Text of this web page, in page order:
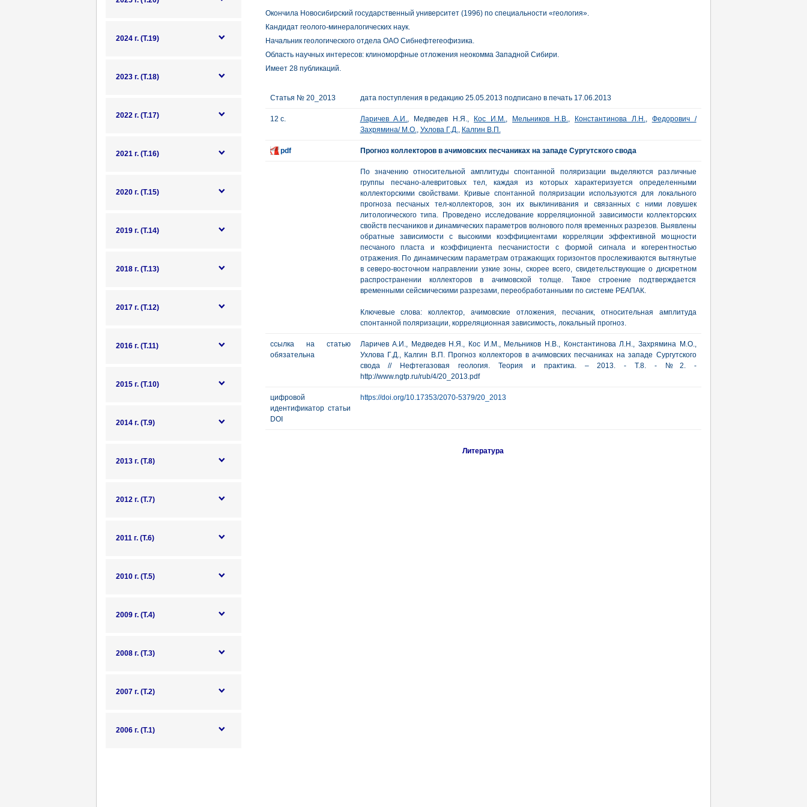
2024 г. (Т.19)
2023 г. (Т.18)
2022 г. (Т.17)
2021 г. (Т.16)
2020 г. (Т.15)
2019 г. (Т.14)
2018 г. (Т.13)
2017 г. (Т.12)
2016 г. (Т.11)
2015 г. (Т.10)
2014 г. (Т.9)
2013 г. (Т.8)
2012 г. (Т.7)
2011 г. (Т.6)
2010 г. (Т.5)
2009 г. (Т.4)
2008 г. (Т.3)
2007 г. (Т.2)
2006 г. (Т.1)
Окончила Новосибирский государственный университет (1996) по специальности «геология».
Кандидат геолого-минералогических наук.
Начальник геологического отдела ОАО Сибнефтегеофизика.
Область научных интересов: клиноморфные отложения неокомма Западной Сибири.
Имеет 28 публикаций.
Статья № 20_2013 дата поступления в редакцию 25.05.2013 подписано в печать 17.06.2013
12 с. Ларичев А.И., Медведев Н.Я., Кос И.М., Мельников Н.В., Константинова Л.Н., Федорович /
Захрямина/ М.О., Ухлова Г.Д., Калгин В.П.
pdf Прогноз коллекторов в ачимовских песчаниках на западе Сургутского свода
По значению относительной амплитуды спонтанной поляризации выделяются различные
группы песчано-алевритовых тел, каждая из которых характеризуется определенными
коллекторскими свойствами. Кривые спонтанной поляризации используются для локального
прогноза песчаных тел-коллекторов, зон их выклинивания и связанных с ними ловушек
литологического типа. Проведено исследование корреляционной зависимости коллекторских
свойств песчаников и динамических параметров волнового поля временных разрезов. Выявлены
обратные зависимости с высокими коэффициентами корреляции эффективной мощности
песчаного пласта и коэффициента песчанистости с формой сигнала и когерентностью
отражения. По динамическим параметрам отражающих горизонтов прослеживаются вытянутые
в северо-восточном направлении узкие зоны, скорее всего, свидетельствующие о дискретном
распространении коллекторов в ачимовской толще. Такое строение подтверждается
временными сейсмическими разрезами, переобработанными по системе РЕАПАК.
Ключевые слова: коллектор, ачимовские отложения, песчаник, относительная амплитуда
спонтанной поляризации, корреляционная зависимость, локальный прогноз.
ссылка на статью
обязательна
Ларичев А.И., Медведев Н.Я., Кос И.М., Мельников Н.В., Константинова Л.Н., Захрямина М.О.,
Ухлова Г.Д., Калгин В.П. Прогноз коллекторов в ачимовских песчаниках на западе Сургутского
свода // Нефтегазовая геология. Теория и практика. – 2013. - Т.8. - №2. -
http://www.ngtp.ru/rub/4/20_2013.pdf
цифровой
идентификатор статьи
DOI
https://doi.org/10.17353/2070-5379/20_2013
Литература